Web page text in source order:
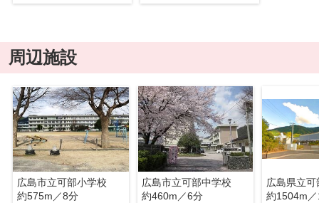
周辺施設
広島市立可部小学校
約575m／8分
広島市立可部中学校
約460m／6分
広島県立
約1504m